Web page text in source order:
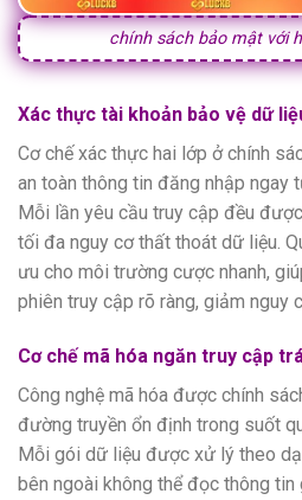
chính sách bảo mật với
Xác thực tài khoản bảo vệ dữ
Cơ chế xác thực hai lớp ở chính
an toàn thông tin đăng nhập ngay
Mỗi lần yêu cầu truy cập đều
tối đa nguy cơ thất thoát dữ liệu.
ưu cho môi trường cược nhanh,
phiên truy cập rõ ràng, giảm nguy
Cơ chế mã hóa ngăn truy cập
Công nghệ mã hóa được chính
đường truyền ổn định trong suốt
Mỗi gói dữ liệu được xử lý theo
bên ngoài không thể đọc thông tin